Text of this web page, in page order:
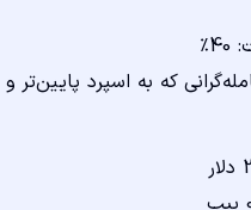
که به اسپرد پایین‌تر و